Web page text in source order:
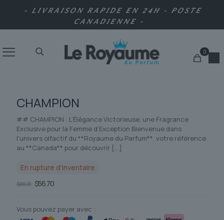
- LIVRAISON RAPIDE EN 24H - POSTE
CANADIENNE -
0
CHAMPION
## CHAMPION : L’Élégance Victorieuse, une Fragrance
Exclusive pour la Femme d’Exception Bienvenue dans
l’univers olfactif du **Royaume du Parfum**, votre référence
au **Canada** pour découvrir […]
En rupture d'inventaire
$88.81 Le
était :
$88.81.
$56.70Le
est :
$56.70.
Vous pouvez payer avec :